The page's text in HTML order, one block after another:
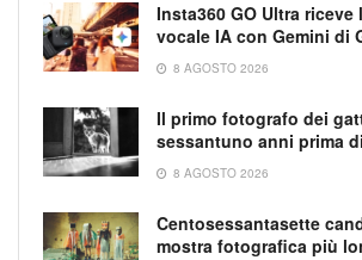
Insta360 GO Ultra riceve
vocale IA con Gemini di
8 AGOSTO 2026
Il primo fotografo dei
sessantuno anni prima
8 AGOSTO 2026
Centosessantasette
mostra fotografica più